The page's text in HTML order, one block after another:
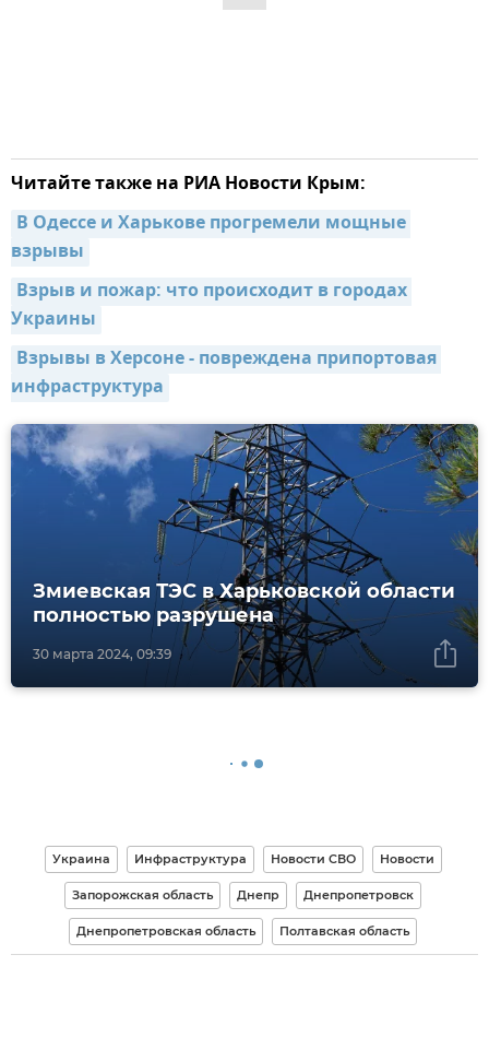
Читайте также на РИА Новости Крым:
В Одессе и Харькове прогремели мощные
взрывы
Взрыв и пожар: что происходит в городах
Украины
Взрывы в Херсоне - повреждена припортовая
инфраструктура
30 марта 2024, 09:39
Змиевская ТЭС в Харьковской области
полностью разрушена
Украина Инфраструктура Новости СВО Новости
Запорожская область Днепр Днепропетровск
Днепропетровская область Полтавская область